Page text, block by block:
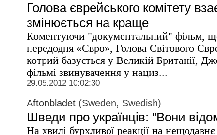
Голова єврейського комітету
змінюється на краще
Коментуючи "документальний" фільм,
передодня «Євро», Голова Світового
котрий базується у Великій Британії,
фільмі звинувачення у нациз...
29.05.2012 10:02:30
Aftonbladet (Sweden, Swedish)
Шведи про українців: "Вони
На хвилі бурхливої реакції на